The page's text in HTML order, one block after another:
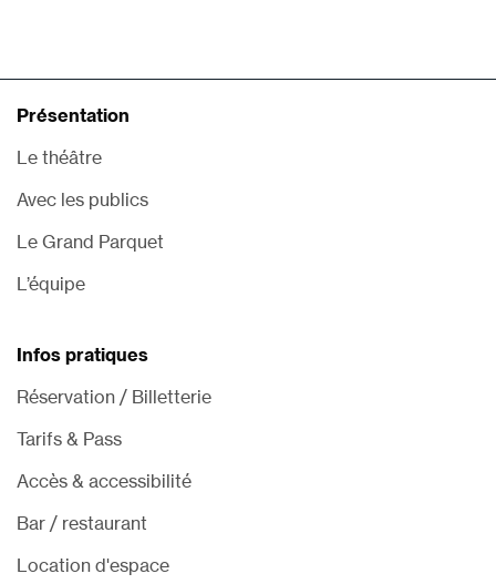
Présentation
Le théâtre
Avec les publics
Le Grand Parquet
L’équipe
Infos pratiques
Réservation / Billetterie
Tarifs & Pass
Accès & accessibilité
Bar / restaurant
Location d'espace